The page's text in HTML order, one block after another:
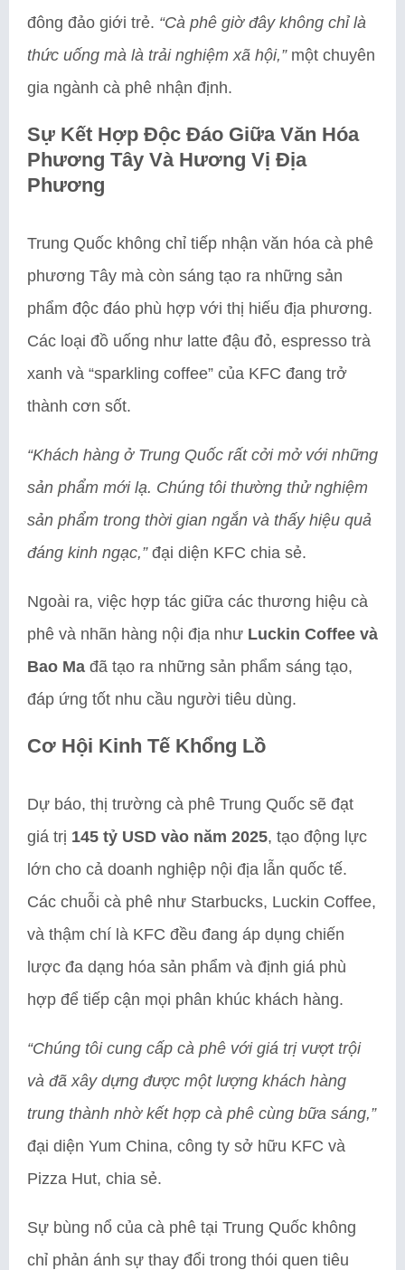
đông đảo giới trẻ. “Cà phê giờ đây không chỉ là
thức uống mà là trải nghiệm xã hội,”một chuyên
gia ngành cà phê nhận định.
Sự Kết Hợp Độc Đáo Giữa Văn Hóa
Phương Tây Và Hương Vị Địa
Phương
Trung Quốc không chỉ tiếp nhận văn hóa cà phê
phương Tây mà còn sáng tạo ra những sản
phẩm độc đáo phù hợp với thị hiếu địa phương.
Các loại đồ uống như latte đậu đỏ, espresso trà
xanh và “sparkling coffee” của KFC đang trở
thành cơn sốt.
“Khách hàng ở Trung Quốc rất cởi mở với những
sản phẩm mới lạ. Chúng tôi thường thử nghiệm
sản phẩm trong thời gian ngắn và thấy hiệu quả
đáng kinh ngạc,”đại diện KFC chia sẻ.
Ngoài ra, việc hợp tác giữa các thương hiệu cà
phê và nhãn hàng nội địa như Luckin Coffee và
Bao Ma đã tạo ra những sản phẩm sáng tạo,
đáp ứng tốt nhu cầu người tiêu dùng.
Cơ Hội Kinh Tế Khổng Lồ
Dự báo, thị trường cà phê Trung Quốc sẽ đạt
giá trị 145 tỷ USD vào năm 2025, tạo động lực
lớn cho cả doanh nghiệp nội địa lẫn quốc tế.
Các chuỗi cà phê như Starbucks, Luckin Coffee,
và thậm chí là KFC đều đang áp dụng chiến
lược đa dạng hóa sản phẩm và định giá phù
hợp để tiếp cận mọi phân khúc khách hàng.
“Chúng tôi cung cấp cà phê với giá trị vượt trội
và đã xây dựng được một lượng khách hàng
trung thành nhờ kết hợp cà phê cùng bữa sáng,”
đại diện Yum China, công ty sở hữu KFC và
Pizza Hut, chia sẻ.
Sự bùng nổ của cà phê tại Trung Quốc không
chỉ phản ánh sự thay đổi trong thói quen tiêu